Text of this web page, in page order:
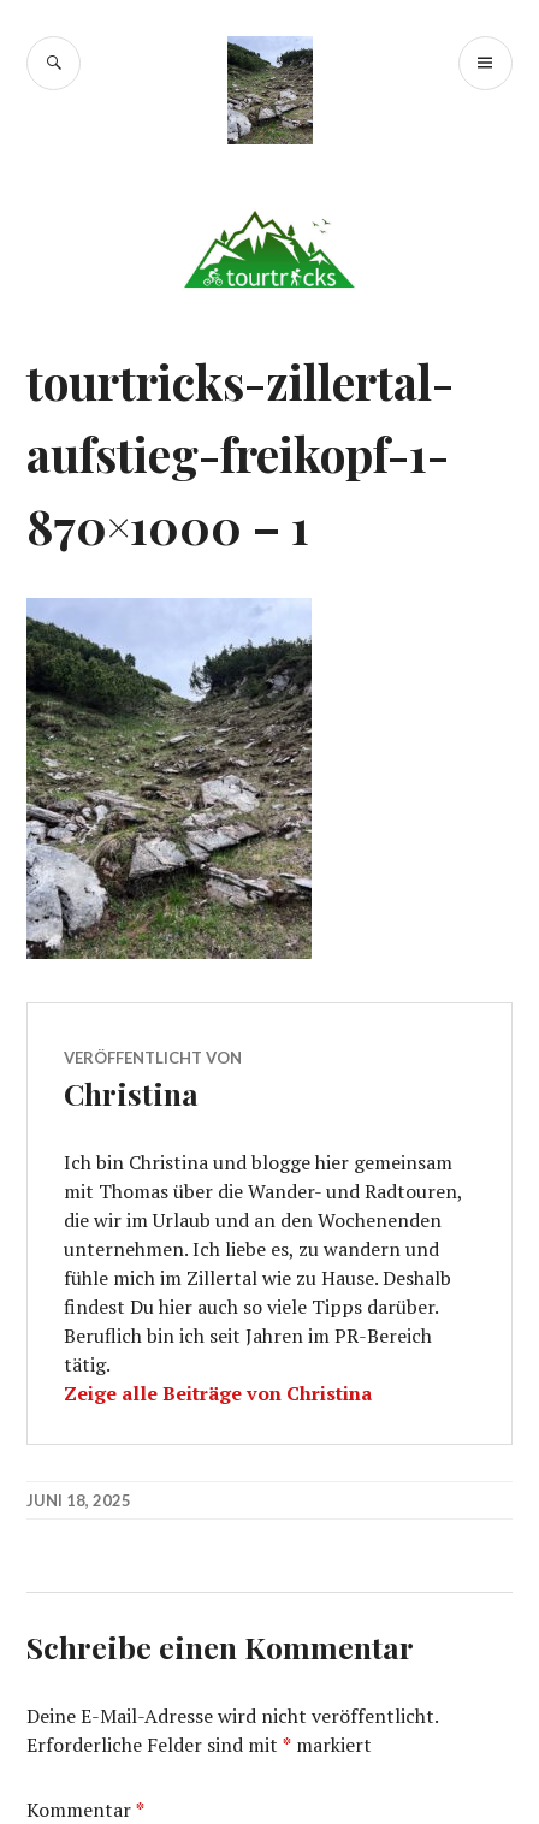
Inhalt
springen
Tourtricks.de
SUCHE
tourtricks-zillertal-
aufstieg-freikopf-1-
870×1000 – 1
VERÖFFENTLICHT VON
Christina
Ich bin Christina und blogge hier gemeinsam
mit Thomas über die Wander- und Radtouren,
die wir im Urlaub und an den Wochenenden
unternehmen. Ich liebe es, zu wandern und
fühle mich im Zillertal wie zu Hause. Deshalb
findest Du hier auch so viele Tipps darüber.
Beruflich bin ich seit Jahren im PR-Bereich
tätig.
Zeige alle Beiträge von Christina
JUNI 18, 2025
Schreibe einen Kommentar
Deine E-Mail-Adresse wird nicht veröffentlicht.
Erforderliche Felder sind mit* markiert
Kommentar*